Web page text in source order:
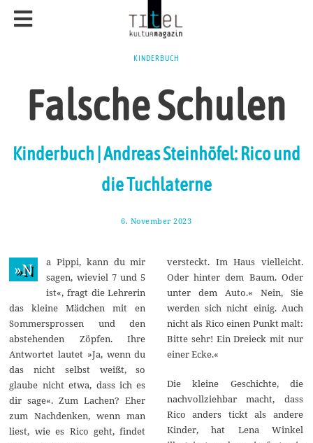
KINDERBUCH
Falsche Schulen
Kinderbuch | Andreas Steinhöfel: Rico und
die Tuchlaterne
6. November 2023
o
v
e
m
b
e
r
2
2
»N
a Pippi, kann du mir
sagen, wieviel 7 und 5
ist«, fragt die Lehrerin
das kleine Mädchen mit en
Sommersprossen und den
abstehenden Zöpfen. Ihre
Antwortet lautet »Ja, wenn du
das nicht selbst weißt, so
glaube nicht etwa, dass ich es
dir sage«. Zum Lachen? Eher
zum Nachdenken, wenn man
liest, wie es Rico geht, findet
versteckt. Im Haus vielleicht.
Oder hinter dem Baum. Oder
unter dem Auto.« Nein, Sie
werden sich nicht einig. Auch
nicht als Rico einen Punkt malt:
Bitte sehr! Ein Dreieck mit nur
einer Ecke.«
Die kleine Geschichte, die
nachvollziehbar macht, dass
Rico anders tickt als andere
Kinder, hat Lena Winkel